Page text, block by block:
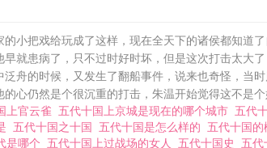
小把戏给玩成了这样，现在全天下的诸侯都知道
就患病了，只不过时好时坏，但是这次打击太大
舟的时候，又发生了翻船事件，说来也奇怪，当
心仍然是个很沉重的打击，朱温开始觉得这不是
上官云雀 五代十国上京城是现在的哪个城市 五代
五代十国之十国 五代十国是怎么样的 五代十国
是哪个 五代十国上过战场的女人 五代十国史 五